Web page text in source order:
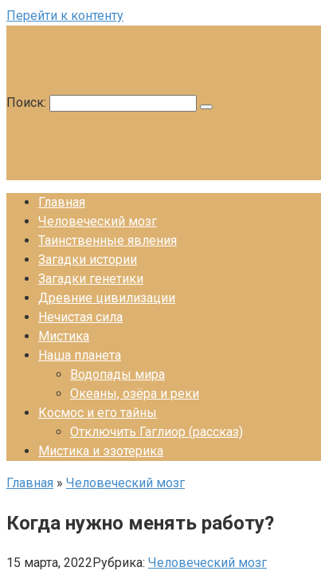
Перейти к контенту
Поиск:
Главная
Человеческий мозг
Таинственные явления
Загадки истории
Загадки генетики
Древние цивилизации
Нечистая сила
Мистика
Наша планета
Водопады мира
Океаны, озёра и реки
Космос и его тайны
Отключить Гаглиор (рассказ)
Мистика и эзотерика
Главная » Человеческий мозг
Когда нужно менять работу?
15 марта, 2022Рубрика: Человеческий мозг